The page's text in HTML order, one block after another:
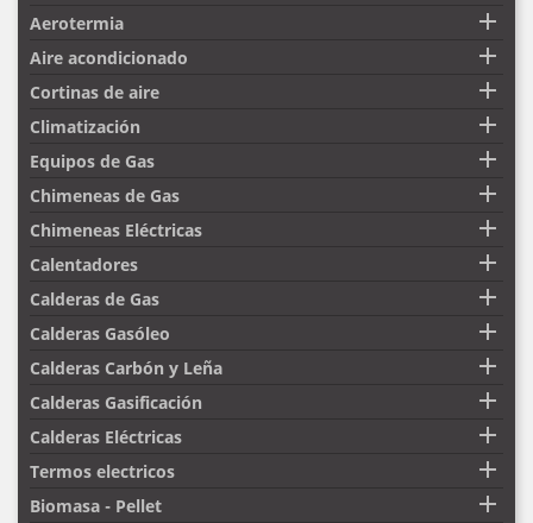
Aerotermia 
Aire acondicionado 
Cortinas de aire 
Climatización 
Equipos de Gas 
Chimeneas de Gas 
Chimeneas Eléctricas 
Calentadores 
Calderas de Gas 
Calderas Gasóleo 
Calderas Carbón y Leña 
Calderas Gasificación 
Calderas Eléctricas 
Termos electricos 
Biomasa - Pellet 